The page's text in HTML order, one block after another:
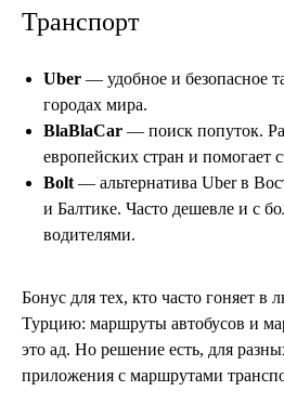
Транспорт
Uber — удобное и безопасное
городах мира.
BlaBlaCar — поиск попуток.
европейских стран и помогает
Bolt — альтернатива Uber в
и Балтике. Часто дешевле и с
водителями.
Бонус для тех, кто часто гоняет
Турцию: маршруты автобусов и
это ад. Но решение есть, для
приложения с маршрутами